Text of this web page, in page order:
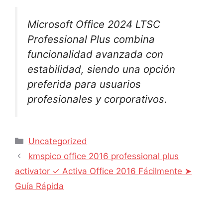
Microsoft Office 2024 LTSC
Professional Plus combina
funcionalidad avanzada con
estabilidad, siendo una opción
preferida para usuarios
profesionales y corporativos.
Uncategorized
kmspico office 2016 professional plus
activator ✓ Activa Office 2016 Fácilmente ➤
Guía Rápida